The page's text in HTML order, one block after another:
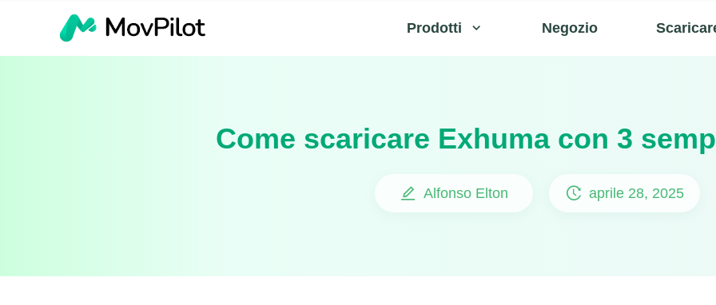
Prodotti Negozio
Come scaricare Exhuma con 3
Alfonso Elton aprile 28, 2025